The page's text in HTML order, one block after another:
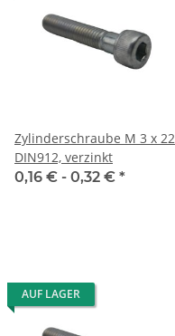
Zylinderschraube M 3 x 22
DIN912, verzinkt
0,16 € - 0,32 € *
AUF LAGER